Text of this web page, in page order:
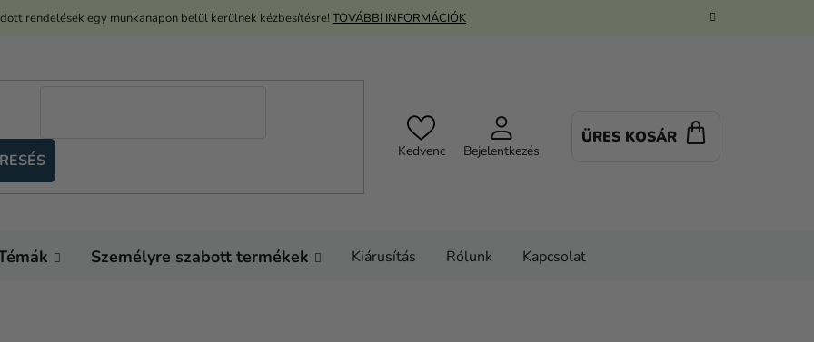
rendelések egy munkanapon belül kerülnek kézbesítésre! TOVÁBBI INFORMÁCIÓK
Kedvenc Bejelentkezés
ÜRES KOSÁR
Személyre szabott termékek Kiárusítás Rólunk Kapcsolat